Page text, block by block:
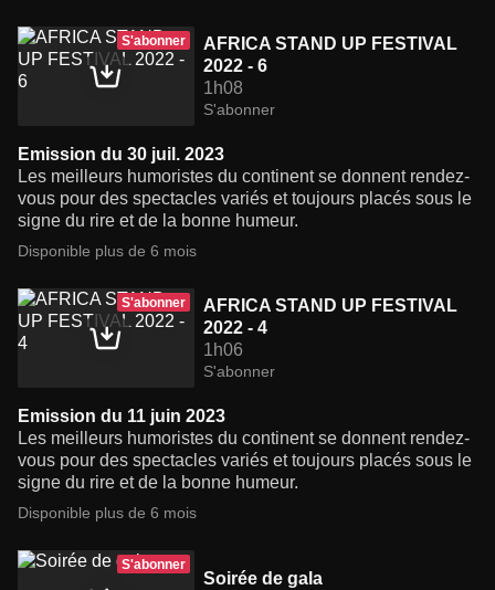
S'abonner
AFRICA STAND UP FESTIVAL
2022 - 6
1h08
S'abonner
Emission du 30 juil. 2023
Les meilleurs humoristes du continent se donnent rendez-
vous pour des spectacles variés et toujours placés sous le
signe du rire et de la bonne humeur.
Disponible plus de 6 mois
S'abonner
AFRICA STAND UP FESTIVAL
2022 - 4
1h06
S'abonner
Emission du 11 juin 2023
Les meilleurs humoristes du continent se donnent rendez-
vous pour des spectacles variés et toujours placés sous le
signe du rire et de la bonne humeur.
Disponible plus de 6 mois
S'abonner
Soirée de gala